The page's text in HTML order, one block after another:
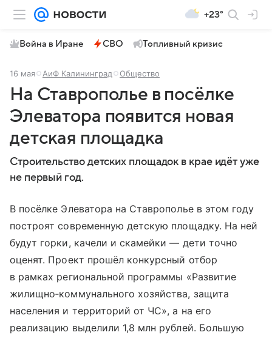
+23°
Война в Иране СВО Топливный кризис
16 мая АиФ Калининград Общество
На Ставрополье в посёлке
Элеватора появится новая
детская площадка
Строительство детских площадок в крае идёт уже
не первый год.
В посёлке Элеватора на Ставрополье в этом году
построят современную детскую площадку. На ней
будут горки, качели и скамейки — дети точно
оценят. Проект прошёл конкурсный отбор
в рамках региональной программы «Развитие
жилищно‑коммунального хозяйства, защита
населения и территорий от ЧС», а на его
реализацию выделили 1,8 млн рублей. Большую